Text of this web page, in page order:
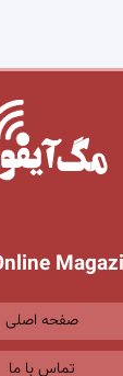
صفحه اصلی
تماس با ما